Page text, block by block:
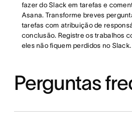
fazer do Slack em tarefas e
Asana. Transforme breves
tarefas com atribuição de
conclusão. Registre os trabalhos
eles não fiquem perdidos no Slack.
Perguntas